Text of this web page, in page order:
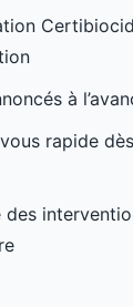
à
rapide
des